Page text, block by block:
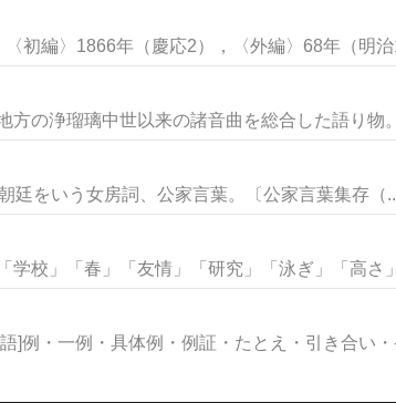
初編〉1866年（慶応2），〈外編〉68年（明治
璃中世以来の諸音曲を総合した語り物。
をいう女房詞、公家言葉。〔公家言葉集存（...
校」「春」「友情」「研究」「泳ぎ」「高さ
例・一例・具体例・例証・たとえ・引き合い・